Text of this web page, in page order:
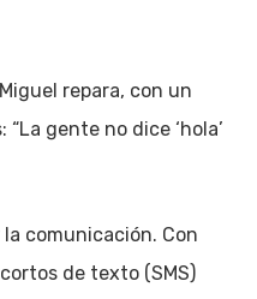
repara, con un
gente no dice ‘hola’
comunicación. Con
de texto (SMS)